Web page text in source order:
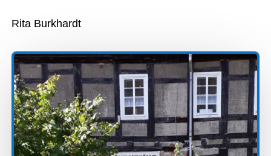
Rita Burkhardt